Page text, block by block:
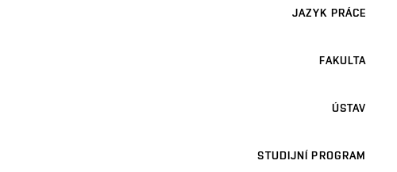
JAZYK PRÁCE
FAKULTA
ÚSTAV
STUDIJNÍ PROGRAM